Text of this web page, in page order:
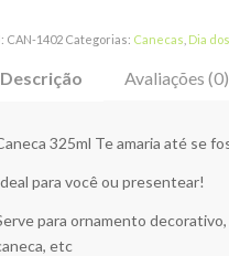
CAN-1402 Categorias: Canecas Dia
Descrição Avaliações (0)
325ml Te amaria até se
para você ou presentear!
para ornamento
etc